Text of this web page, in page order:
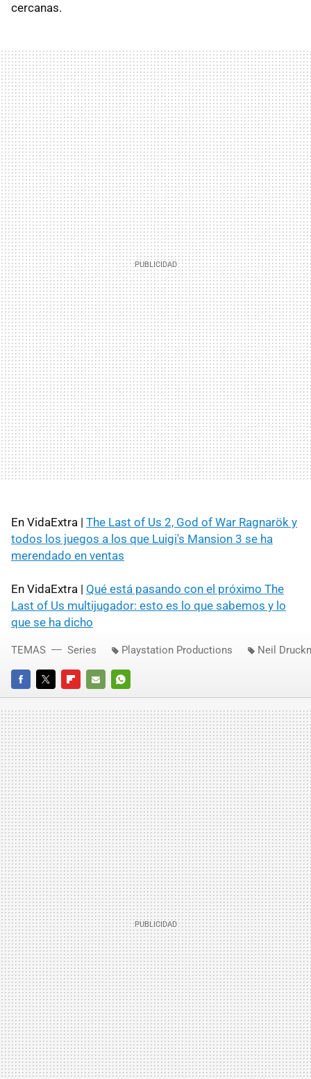
cercanas.
En VidaExtra | The Last of Us 2, God of War Ragnarök y
todos los juegos a los que Luigi's Mansion 3 se ha
merendado en ventas
En VidaExtra | Qué está pasando con el próximo The
Last of Us multijugador: esto es lo que sabemos y lo
que se ha dicho
FACEBOOKTWITTERFLIPBOARD
E-
MAIL
WHATSAPP
TEMAS Series Playstation Productions Neil